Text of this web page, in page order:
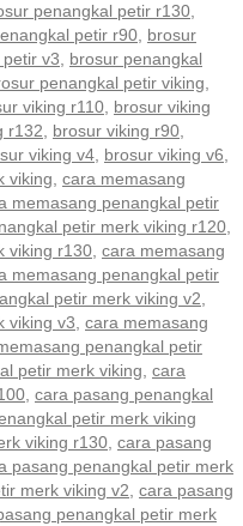
penangkal petir r130,
petir r90, brosur
v3, brosur penangkal
penangkal petir viking,
viking r110, brosur viking
r132, brosur viking r90,
viking v4, brosur viking v6,
viking, cara memasang
memasang penangkal petir
petir merk viking r120,
viking r130, cara memasang
memasang penangkal petir
petir merk viking v2,
viking v3, cara memasang
penangkal petir
petir merk viking, cara
, cara pasang penangkal
petir merk viking
viking r130, cara pasang
pasang penangkal petir merk
merk viking v2, cara pasang
penangkal petir merk